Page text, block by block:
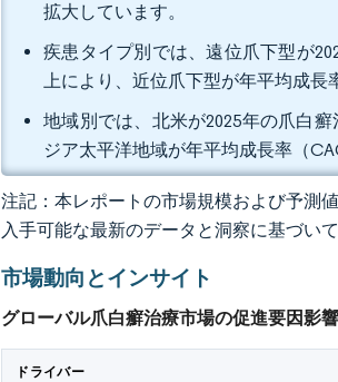
拡大しています。
疾患タイプ別では、遠位爪下型が
上により、近位爪下型が年平均成長
地域別では、北米が2025年の爪白
ジア太平洋地域が年平均成長率（
注記：本レポートの市場規模および予測
入手可能な最新のデータと洞察に基づい
市場動向とインサイト
グローバル爪白癬治療市場の促進要因影
ドライバー